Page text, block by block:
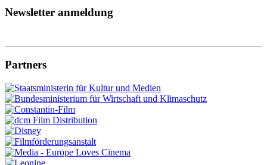
Newsletter anmeldung
Partners